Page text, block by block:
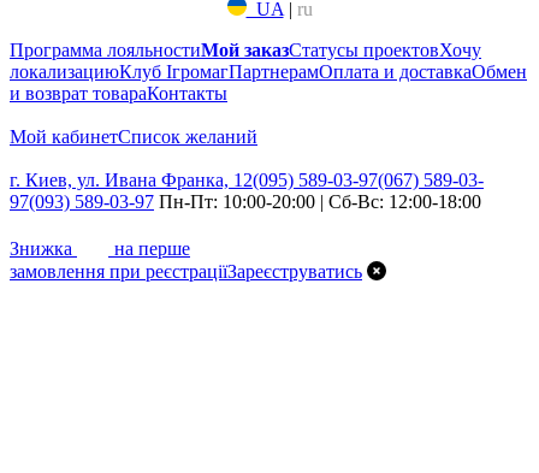
UA | ru
Программа лояльностиМой заказСтатусы проектовХочу
локализациюКлуб ІгромагПартнерамОплата и доставкаОбмен
и возврат товараКонтакты
Мой кабинетСписок желаний
г. Киев, ул. Ивана Франка, 12(095) 589-03-97(067) 589-03-
97(093) 589-03-97 Пн-Пт: 10:00-20:00 | Сб-Вс: 12:00-18:00
Знижка
на перше
замовлення при реєстраціїЗареєструватись